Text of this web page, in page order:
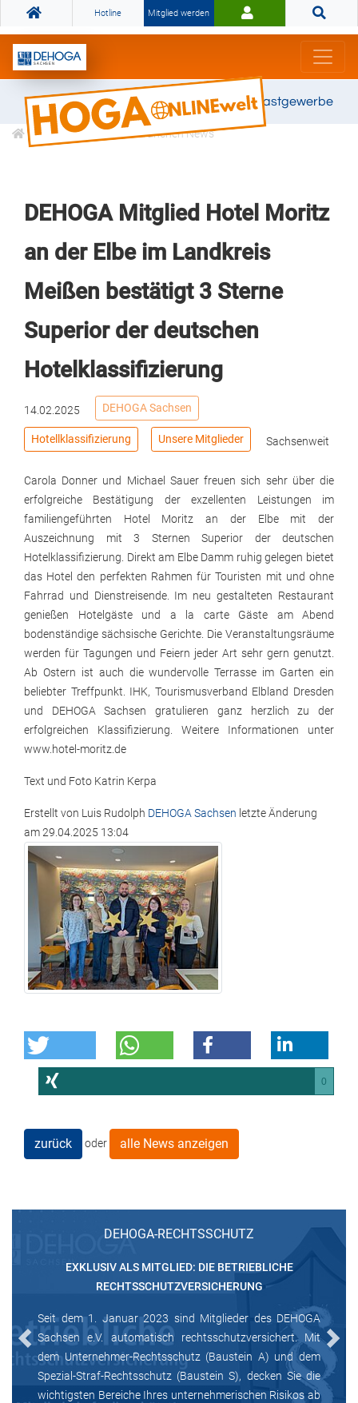
Hotline Mitglied werden
Gemeinsam stark für das Gastgewerbe
Informationen Branchen News
DEHOGA Mitglied Hotel Moritz
an der Elbe im Landkreis
Meißen bestätigt 3 Sterne
Superior der deutschen
Hotelklassifizierung
14.02.2025 DEHOGA Sachsen
Hotellklassifizierung Unsere Mitglieder Sachsenweit
Carola Donner und Michael Sauer freuen sich sehr über die
erfolgreiche Bestätigung der exzellenten Leistungen im
familiengeführten Hotel Moritz an der Elbe mit der
Auszeichnung mit 3 Sternen Superior der deutschen
Hotelklassifizierung. Direkt am Elbe Damm ruhig gelegen bietet
das Hotel den perfekten Rahmen für Touristen mit und ohne
Fahrrad und Dienstreisende. Im neu gestalteten Restaurant
genießen Hotelgäste und a la carte Gäste am Abend
bodenständige sächsische Gerichte. Die Veranstaltungsräume
werden für Tagungen und Feiern jeder Art sehr gern genutzt.
Ab Ostern ist auch die wundervolle Terrasse im Garten ein
beliebter Treffpunkt. IHK, Tourismusverband Elbland Dresden
und DEHOGA Sachsen gratulieren ganz herzlich zu der
erfolgreichen Klassifizierung. Weitere Informationen unter
www.hotel-moritz.de
Text und Foto Katrin Kerpa
Erstellt von Luis Rudolph DEHOGA Sachsen letzte Änderung
am29.04.2025 13:04
0
zurück oder alle News anzeigen
DEHOGA-RECHTSSCHUTZ
EXKLUSIV ALS MITGLIED: DIE BETRIEBLICHE
RECHTSSCHUTZVERSICHERUNG
Seit dem 1. Januar 2023 sind Mitglieder des DEHOGA
Sachsen e.V. automatisch rechtsschutzversichert. Mit
dem Unternehmer-Rechtsschutz (Baustein A) und dem
Spezial-Straf-Rechtsschutz (Baustein S), decken Sie die
wichtigsten Bereiche Ihres unternehmerischen Risikos ab
Previous Next